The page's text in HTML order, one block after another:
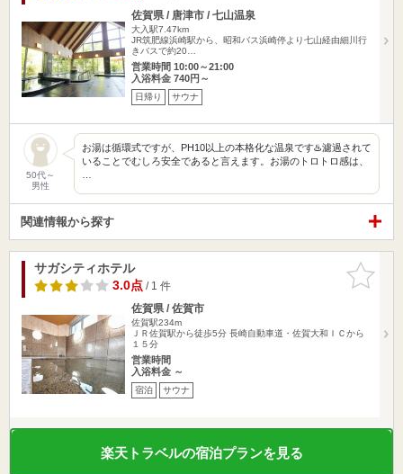
佐賀県 / 唐津市 / 七山温泉
大入駅7.47km
JR筑肥線浜崎駅から、昭和バス浜崎停より七山経由細川行
きバスで約20…
営業時間 10:00～21:00
入浴料金 740円～
日帰り サウナ
50代～
男性
お湯は循環式ですが、PH10以上の本格化な温泉です♨️濾過されて
いることでむしろ安全であると言えます。お湯のトロトロ感は、
関連情報から探す
お気に入
りに追加
サガシティホテル
3.0点/ 1 件
佐賀県 / 佐賀市
佐賀駅234m
ＪＲ佐賀駅から徒歩5分 長崎自動車道・佐賀大和ＩＣから
１５分
営業時間
入浴料金 ～
宿泊 サウナ
楽天トラベルの宿泊プランを見る